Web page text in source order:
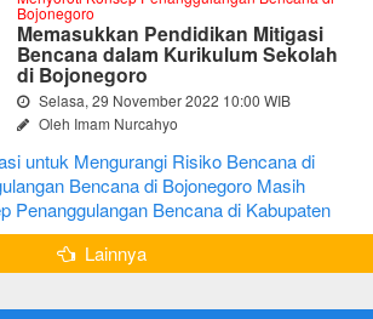
Bojonegoro
Memasukkan Pendidikan Mitigasi
Bencana dalam Kurikulum Sekolah
di Bojonegoro
Selasa, 29 November 2022 10:00 WIB
Oleh Imam Nurcahyo
untuk Mengurangi Risiko Bencana di
Bencana di Bojonegoro Masih
Darurat
Penanggulangan Bencana di Kabupaten
Lainnya